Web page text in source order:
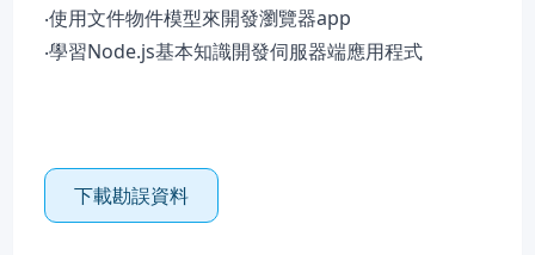
‧使用文件物件模型來開發瀏覽器app
‧學習Node.js基本知識開發伺服器端應用程式
下載勘誤資料